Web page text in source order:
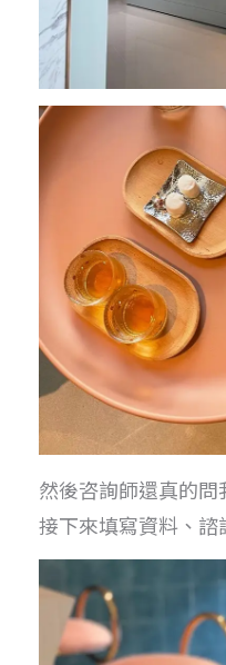
然後咨詢師還真的
接下來填寫資料、諮